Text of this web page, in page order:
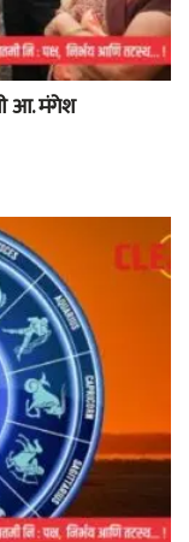
आ. मंगेश